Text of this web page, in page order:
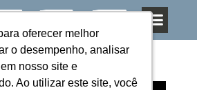
oferecer melhor
o desempenho, analisar
nosso site e
Ao utilizar este site, você
oferecer melhor
o desempenho, analisar
nosso site e
Ao utilizar este site, você